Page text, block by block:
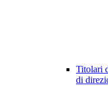
Titolari
di